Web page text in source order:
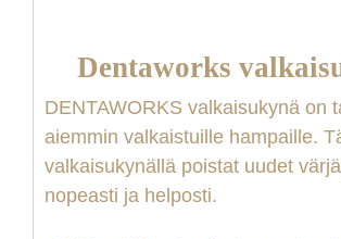
Dentaworks
DENTAWORKS valkaisukynä on
aiemmin valkaistuille hampaille.
valkaisukynällä poistat uudet
nopeasti ja helposti.